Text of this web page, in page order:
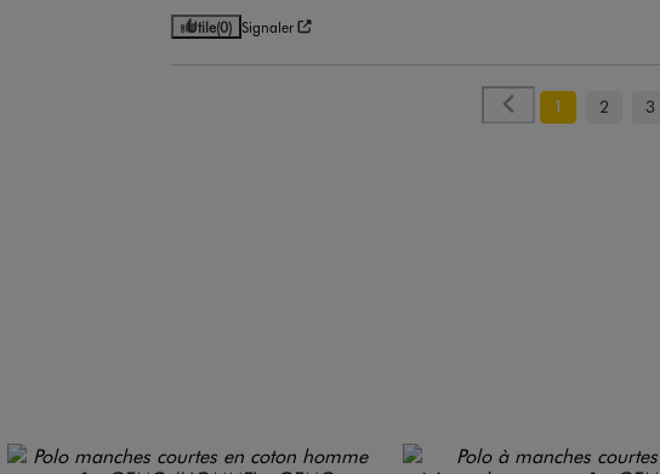
Utile(0) Signaler
1 2 3